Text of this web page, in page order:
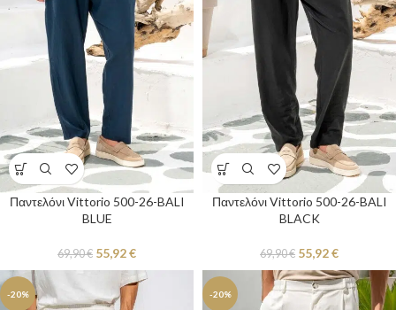
Παντελόνι Vittorio 500-26-BALI
BLUE
69,90€ 55,92€
Παντελόνι Vittorio 500-26-BALI
BLACK
69,90€ 55,92€
-20% -20%